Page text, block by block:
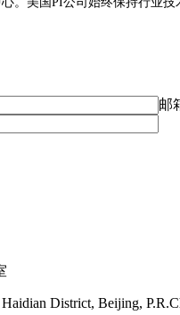
邮
District, Beijing,